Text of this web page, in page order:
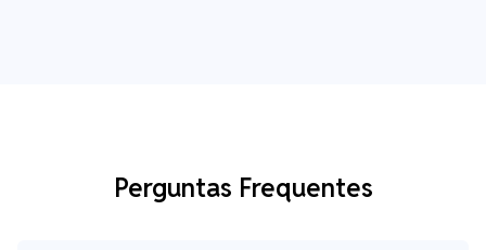
Perguntas Frequentes